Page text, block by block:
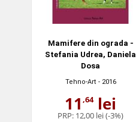
Mamifere din ograda -
Stefania Udrea, Daniela
Dosa
Tehno-Art - 2016
11,64lei
PRP: 12,00 lei(-3%)